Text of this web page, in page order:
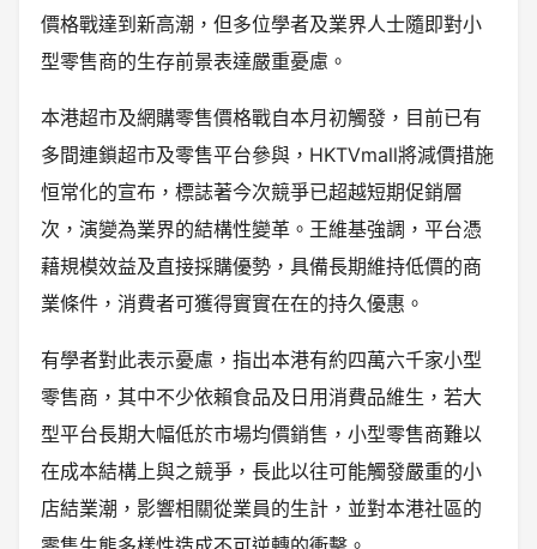
價格戰達到新高潮，但多位學者及業界人士隨即對小
型零售商的生存前景表達嚴重憂慮。
本港超市及網購零售價格戰自本月初觸發，目前已有
多間連鎖超市及零售平台參與，HKTVmall將減價措施
恒常化的宣布，標誌著今次競爭已超越短期促銷層
次，演變為業界的結構性變革。王維基強調，平台憑
藉規模效益及直接採購優勢，具備長期維持低價的商
業條件，消費者可獲得實實在在的持久優惠。
有學者對此表示憂慮，指出本港有約四萬六千家小型
零售商，其中不少依賴食品及日用消費品維生，若大
型平台長期大幅低於市場均價銷售，小型零售商難以
在成本結構上與之競爭，長此以往可能觸發嚴重的小
店結業潮，影響相關從業員的生計，並對本港社區的